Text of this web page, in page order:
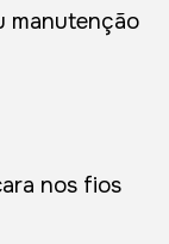
manutenção
nos fios